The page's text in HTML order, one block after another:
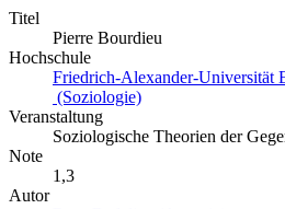
Titel
Pierre Bourdieu
Hochschule
Friedrich-Alexander-Universität
(Soziologie)
Veranstaltung
Soziologische Theorien der
Note
1,3
Autor